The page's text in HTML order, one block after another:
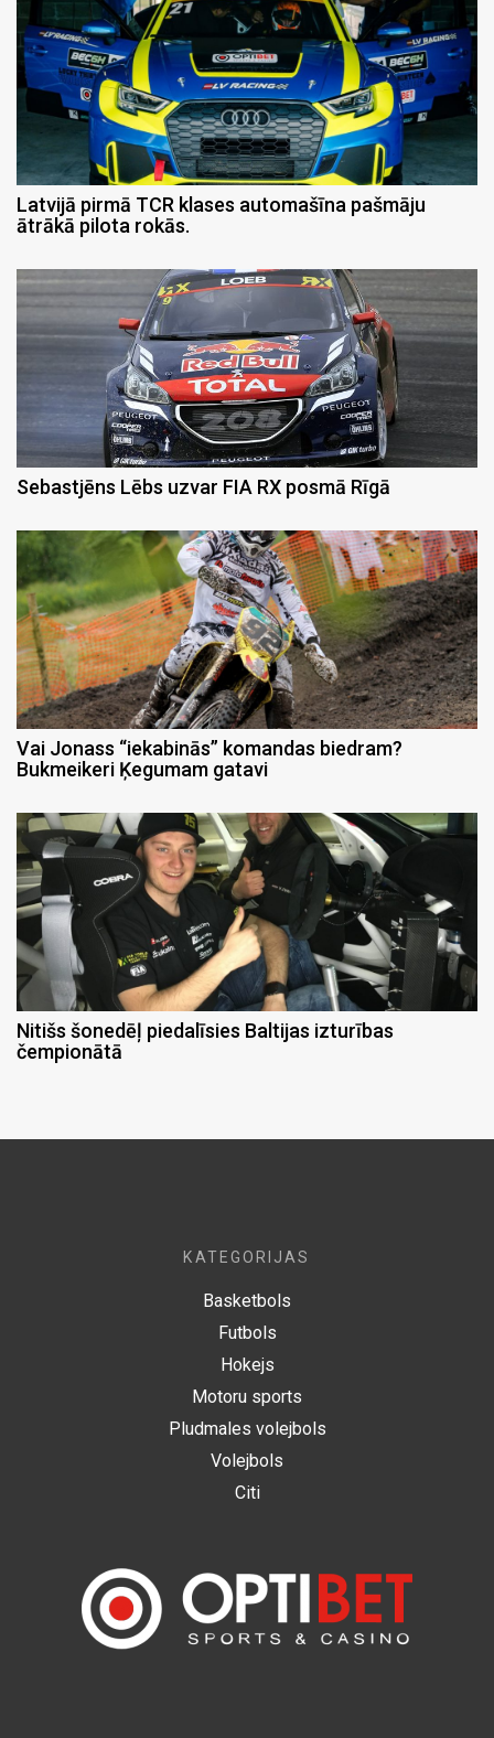
Latvijā pirmā TCR klases automašīna pašmāju
ātrākā pilota rokās.
Sebastjēns Lēbs uzvar FIA RX posmā Rīgā
Vai Jonass “iekabinās” komandas biedram?
Bukmeikeri Ķegumam gatavi
Nitišs šonedēļ piedalīsies Baltijas izturības
čempionātā
KATEGORIJAS
Basketbols
Futbols
Hokejs
Motoru sports
Pludmales volejbols
Volejbols
Citi